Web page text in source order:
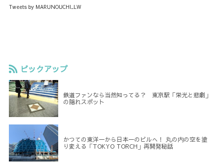
Tweets by MARUNOUCHI_LW
ピックアップ
鉄道ファンなら当然知ってる？ 東京駅「栄光と悲劇」
の隠れスポット
かつての東洋一から日本一のビルへ！ 丸の内の空を塗
り変える「TOKYO TORCH」再開発秘話